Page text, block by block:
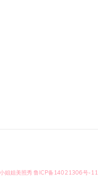
小姐姐美照秀鲁ICP备14021306号-11